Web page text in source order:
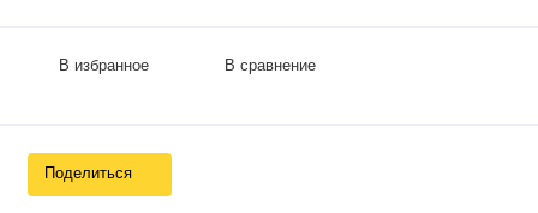
В избранное В сравнение
Поделиться